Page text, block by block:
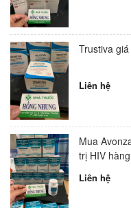
Trustiva
Liên hệ
Mua
trị HIV
Liên hệ